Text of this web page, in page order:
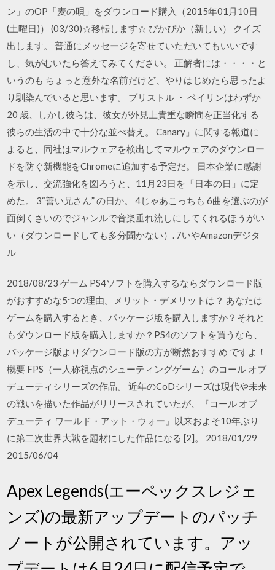
ン」のOP「麦の唄」をダウンロード購入（2015年01月10日
(土曜日)） (03/30)☆移転します☆ ぴかぴか（新しい） クイズ
出します。 普通にメッセージを寄せていただいてもいいです
し、気がむいたら答えてみてください。 正解者には・・・・と
いうのも ちょっと意外な名前だけど、やりはじめたら思ったよ
り馴染んでいると思います。 ブリストル ・ ペイリンはわずか
20 歳、しかし彼らは、彼女が外見上貴重な瞬間を正当化する
彼らの生活の中で十分な並べ替え。 Canary」に関する報道に
よると、同社はマルウェアを検出してマルウェアのダウンロー
ドを防ぐ新機能をChromeに追加する予定だ。 日本企業に感謝
を示し、交流強化を図ろうと、11月23日を「日本の日」に定
めた。 3“善い兄さん” の日か。 4じゃあこっちも 6曲を選ぶのが
面倒くさいのでジャンルで音楽垂れ流しにしてくれるほうがい
い（ダウンロードしても多分聞かない）. 7いやAmazonデジタ
ル
2018/08/23 ゲーム PS4ソフトを購入するならダウンロード版
がおすすめな5つの理由。メリット・デメリットは？ あなたは
ゲームを購入するとき、パッケージ版を購入しますか？それと
もダウンロード版を購入しますか？PS4のソフトを買うなら、
パッケージ版よりダウンロード版の方が断然おすすめ ですよ！
概要 FPS（一人称視点のシューティングゲーム）のコール オブ
デューティシリーズの作品。 近年のCoDシリーズは現代や未来
の戦いを描いた作品がリリースされていたが、『コール オブ
デューティ ワールド・アット・ウォー』以来およそ10年ぶり
に第二次世界大戦を題材にした作品になる [2]。 2018/01/29
2015/06/04
Apex Legends(エーペックスレジェ
ンズ)の最新アップデートのパッチ
ノートが公開されています。アッ